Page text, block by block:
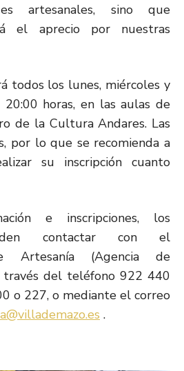
artesanales, sino que
el aprecio por nuestras
todos los lunes, miércoles y
horas, en las aulas de
de la Cultura Andares. Las
por lo que se recomienda a
su inscripción cuanto
e inscripciones, los
contactar con el
Artesanía (Agencia de
través del teléfono 922 440
o 227, o mediante el correo
.